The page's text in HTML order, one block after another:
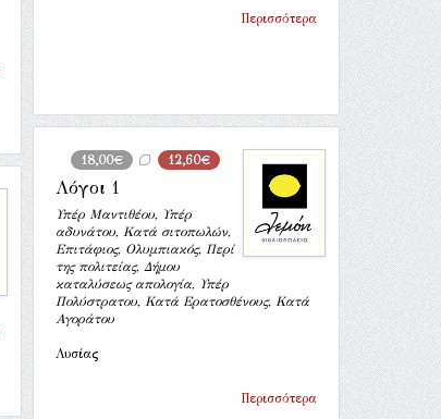
Περισσότερα
18,00€ 12,60€
Λόγοι 1
Υπέρ Μαντιθέου, Υπέρ
αδυνάτου, Κατά σιτοπωλών,
Επιτάφιος, Ολυμπιακός, Περί
της πολιτείας, Δήμου
καταλύσεως απολογία, Υπέρ
Πολύστρατου, Κατά Ερατοσθένους, Κατά
Αγοράτου
Λυσίας
Περισσότερα